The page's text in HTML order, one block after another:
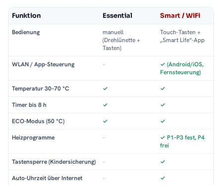
Funktion Essential Smart / WiFi
Bedienung
manuell
(Drehlünette +
Tasten)
Touch-Tasten +
„Smart Life“-App
WLAN / App-Steuerung –
✓ (Android/iOS,
Fernsteuerung)
Temperatur 30–70 °C ✓ ✓
Timer bis 8 h ✓ ✓
ECO-Modus (50 °C) ✓ ✓
Heizprogramme –
✓ P1–P3 fest, P4
frei
Tastensperre (Kindersicherung) – ✓
Auto-Uhrzeit über Internet – ✓